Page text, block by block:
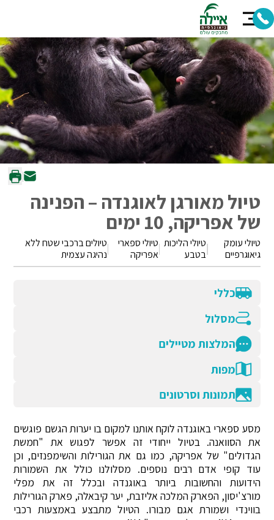
טיול מאורגן לאוגנדה – הפנינה
של אפריקה, 10 ימים
טיולי עומק
גיאוגרפיים
טיולי הליכות
בטבע
טיולי ספארי
אפריקה
טיולים ברכבי שטח ללא
נהיגה עצמית
כללי
מסלול
המלצות מטיילים
מפות
תמונות וסרטונים
מסע ספארי באוגנדה לוקח אותנו למקום בו יערות הגשם פוגשים
את הסוואנה. בטיול ייחודי זה אפשר לפגוש את "חמשת
הגדולים" של אפריקה, כמו גם את הגורילות והשימפנזים, וכן
עוד קופי אדם רבים נוספים. מסלולנו כולל את השמורות
הידועות והחשובות ביותר באוגנדה ובכלל זה את מפלי
מורצ'יסון, הפארק המלכה אליזבת, יער קיבאלה, פארק הגורילות
בווינדי ושמורת אגם מבורו. הטיול מתבצע באמצעות רכבי